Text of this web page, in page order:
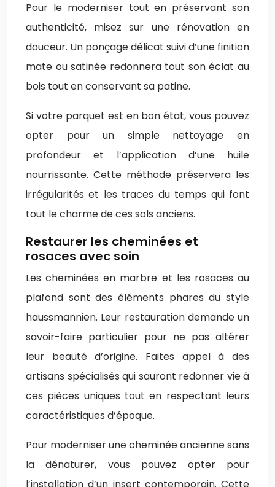
Pour le moderniser tout en préservant son
authenticité, misez sur une rénovation en
douceur. Un ponçage délicat suivi d’une finition
mate ou satinée redonnera tout son éclat au
bois tout en conservant sa patine.
Si votre parquet est en bon état, vous pouvez
opter pour un simple nettoyage en
profondeur et l’application d’une huile
nourrissante. Cette méthode préservera les
irrégularités et les traces du temps qui font
tout le charme de ces sols anciens.
Restaurer les cheminées et
rosaces avec soin
Les cheminées en marbre et les rosaces au
plafond sont des éléments phares du style
haussmannien. Leur restauration demande un
savoir-faire particulier pour ne pas altérer
leur beauté d’origine. Faites appel à des
artisans spécialisés qui sauront redonner vie à
ces pièces uniques tout en respectant leurs
caractéristiques d’époque.
Pour moderniser une cheminée ancienne sans
la dénaturer, vous pouvez opter pour